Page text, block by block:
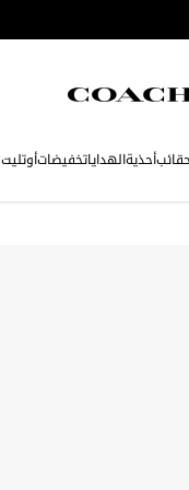
أحذيةالهداياتخفيضاتأوتليت